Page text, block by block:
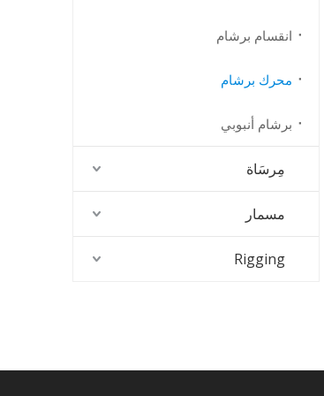
انقسام برشام
محرك برشام
برشام أنبوبي
مِرسَاة
مسمار
Rigging